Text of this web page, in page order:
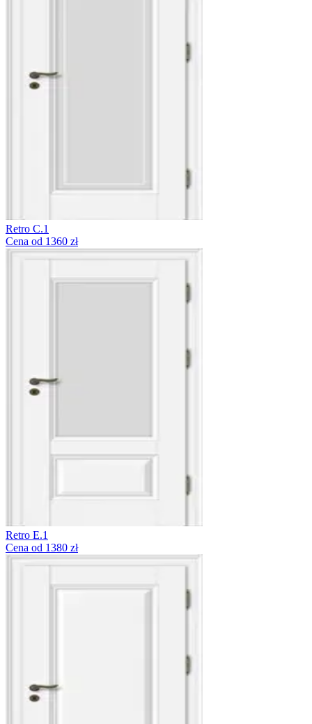
Retro C.1
Cena od 1360 zł
Retro E.1
Cena od 1380 zł